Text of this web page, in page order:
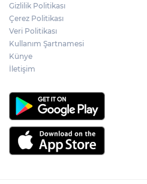
Gizlilik Politikası
Çerez Politikası
Veri Politikası
Kullanım Şartnamesi
Künye
İletişim